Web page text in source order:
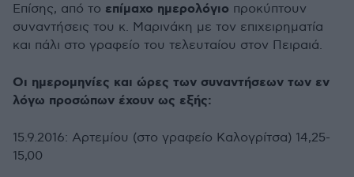
Επίσης, από το επίμαχο ημερολόγιο προκύπτουν
συναντήσεις του κ. Μαρινάκη με τον επιχειρηματία
και πάλι στο γραφείο του τελευταίου στον Πειραιά.
Οι ημερομηνίες και ώρες των συναντήσεων των εν
λόγω προσώπων έχουν ως εξής:
15.9.2016: Αρτεμίου (στο γραφείο Καλογρίτσα) 14,25-
15,00